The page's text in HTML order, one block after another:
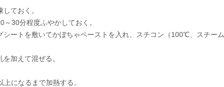
ておく。
30分程度ふやかしておく。
シートを敷いてかぼちゃペーストを入れ、スチコン（100℃、スチーム
加えて混ぜる。
になるまで加熱する。